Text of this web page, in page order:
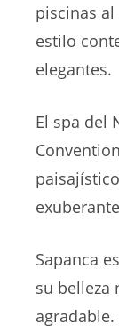
piscinas
estilo
elegantes.
El spa del
Sapanca
su belleza